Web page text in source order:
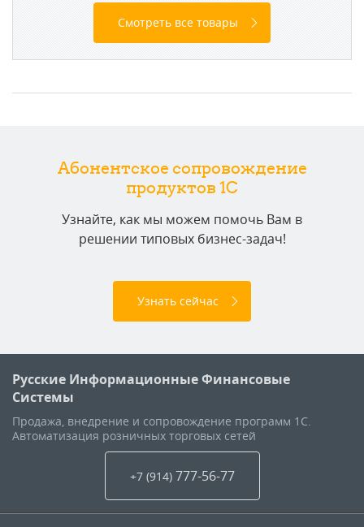
Смотреть все товары
Абонентское сопровождение
продуктов 1C
Узнайте, как мы можем помочь Вам в
решении типовых бизнес-задач!
Узнать сейчас
Русские Информационные Финансовые
Системы
Продажа, внедрение и сопровождение программ 1С.
Автоматизация розничных торговых сетей
+7 (914) 777-56-77